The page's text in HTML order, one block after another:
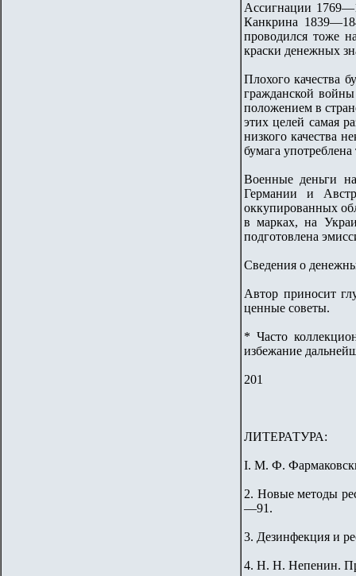
Ассигнации
Канкрина
проводился тоже
краски денежных
Плохого качества
гражданской
положением в
этих целей самая
низкого качества
бумага
Военные деньги
Германии и
оккупированных
в марках, на
подготовлена
Сведения о
Автор приносит
ценные советы.
* Часто
избежание
201
ЛИТЕРАТУРА:
I. М. Ф.
2. Новые методы
—91.
3. Дезинфекция и
4. Н. Н. Непенин.